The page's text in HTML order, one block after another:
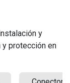
y
y protección en